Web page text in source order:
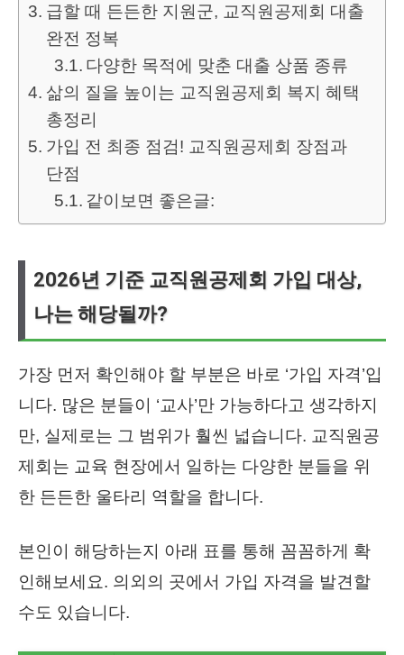
급할 때 든든한 지원군, 교직원공제회 대출
완전 정복
다양한 목적에 맞춘 대출 상품 종류
삶의 질을 높이는 교직원공제회 복지 혜택
총정리
가입 전 최종 점검! 교직원공제회 장점과
단점
같이보면 좋은글:
2026년 기준 교직원공제회 가입 대상,
나는 해당될까?
가장 먼저 확인해야 할 부분은 바로 ‘가입 자격’입
니다. 많은 분들이 ‘교사’만 가능하다고 생각하지
만, 실제로는 그 범위가 훨씬 넓습니다. 교직원공
제회는 교육 현장에서 일하는 다양한 분들을 위
한 든든한 울타리 역할을 합니다.
본인이 해당하는지 아래 표를 통해 꼼꼼하게 확
인해보세요. 의외의 곳에서 가입 자격을 발견할
수도 있습니다.